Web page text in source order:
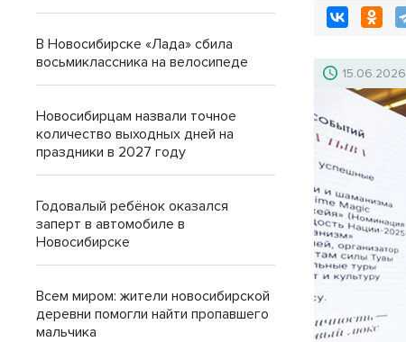
15.06.2026
В Новосибирске «Лада» сбила
восьмиклассника на велосипеде
Новосибирцам назвали точное
количество выходных дней на
праздники в 2027 году
Годовалый ребёнок оказался
заперт в автомобиле в
Новосибирске
Всем миром: жители новосибирской
деревни помогли найти пропавшего
мальчика